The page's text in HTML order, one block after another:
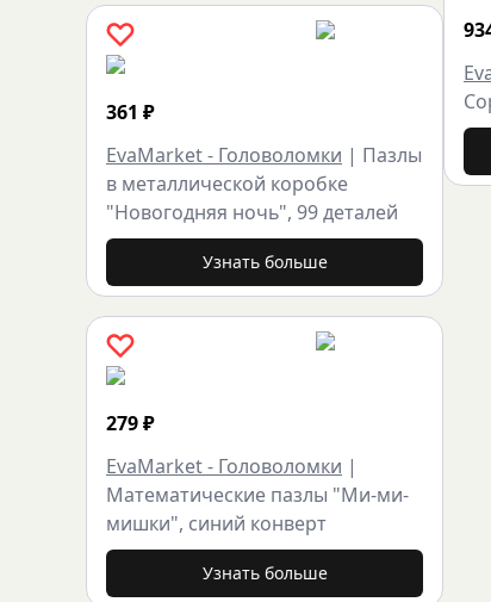
361 ₽
EvaMarket - Головоломки | Пазлы
в металлической коробке
"Новогодняя ночь", 99 деталей
Узнать больше
279₽
EvaMarket - Головоломки |
Математические пазлы "Ми-ми-
мишки", синий конверт
Узнать больше